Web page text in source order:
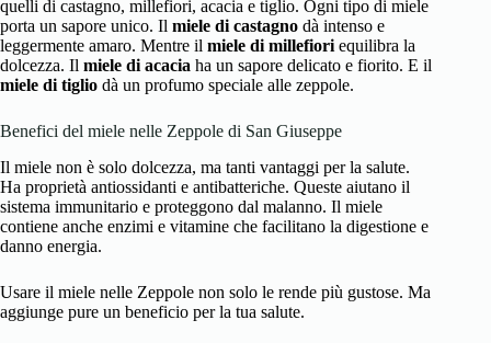
quelli di castagno, millefiori, acacia e tiglio. Ogni tipo di miele
porta un sapore unico. Il miele di castagno dà intenso e
leggermente amaro. Mentre il miele di millefiori equilibra la
dolcezza. Il miele di acacia ha un sapore delicato e fiorito. E il
miele di tiglio dà un profumo speciale alle zeppole.
Benefici del miele nelle Zeppole di San Giuseppe
Il miele non è solo dolcezza, ma tanti vantaggi per la salute.
Ha proprietà antiossidanti e antibatteriche. Queste aiutano il
sistema immunitario e proteggono dal malanno. Il miele
contiene anche enzimi e vitamine che facilitano la digestione e
danno energia.
Usare il miele nelle Zeppole non solo le rende più gustose. Ma
aggiunge pure un beneficio per la tua salute.